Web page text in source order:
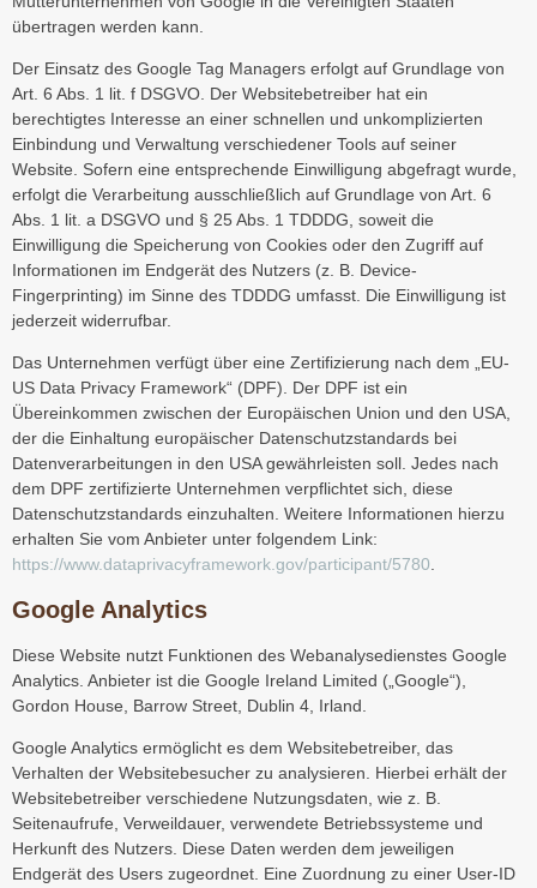
übertragen werden kann.
Der Einsatz des Google Tag Managers erfolgt auf Grundlage von
Art. 6 Abs. 1 lit. f DSGVO. Der Websitebetreiber hat ein
berechtigtes Interesse an einer schnellen und unkomplizierten
Einbindung und Verwaltung verschiedener Tools auf seiner
Website. Sofern eine entsprechende Einwilligung abgefragt wurde,
erfolgt die Verarbeitung ausschließlich auf Grundlage von Art. 6
Abs. 1 lit. a DSGVO und § 25 Abs. 1 TDDDG, soweit die
Einwilligung die Speicherung von Cookies oder den Zugriff auf
Informationen im Endgerät des Nutzers (z. B. Device-
Fingerprinting) im Sinne des TDDDG umfasst. Die Einwilligung ist
jederzeit widerrufbar.
Das Unternehmen verfügt über eine Zertifizierung nach dem „EU-
US Data Privacy Framework“ (DPF). Der DPF ist ein
Übereinkommen zwischen der Europäischen Union und den USA,
der die Einhaltung europäischer Datenschutzstandards bei
Datenverarbeitungen in den USA gewährleisten soll. Jedes nach
dem DPF zertifizierte Unternehmen verpflichtet sich, diese
Datenschutzstandards einzuhalten. Weitere Informationen hierzu
erhalten Sie vom Anbieter unter folgendem Link:
https://www.dataprivacyframework.gov/participant/5780.
Google Analytics
Diese Website nutzt Funktionen des Webanalysedienstes Google
Analytics. Anbieter ist die Google Ireland Limited („Google“),
Gordon House, Barrow Street, Dublin 4, Irland.
Google Analytics ermöglicht es dem Websitebetreiber, das
Verhalten der Websitebesucher zu analysieren. Hierbei erhält der
Websitebetreiber verschiedene Nutzungsdaten, wie z. B.
Seitenaufrufe, Verweildauer, verwendete Betriebssysteme und
Herkunft des Nutzers. Diese Daten werden dem jeweiligen
Endgerät des Users zugeordnet. Eine Zuordnung zu einer User-ID